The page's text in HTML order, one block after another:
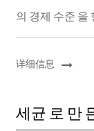
의 경제 수준 을
데 적 극적인 기
안에 들 게 했다
详细信息
세균 로 만